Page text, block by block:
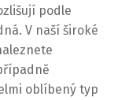
podle
V naší široké
oblíbený typ